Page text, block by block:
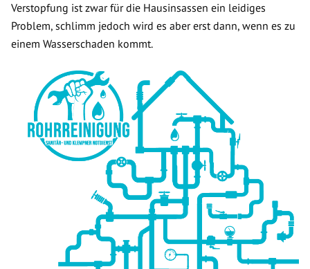
Verstopfung ist zwar für die Hausinsassen ein leidiges
Problem, schlimm jedoch wird es aber erst dann, wenn es zu
einem Wasserschaden kommt.